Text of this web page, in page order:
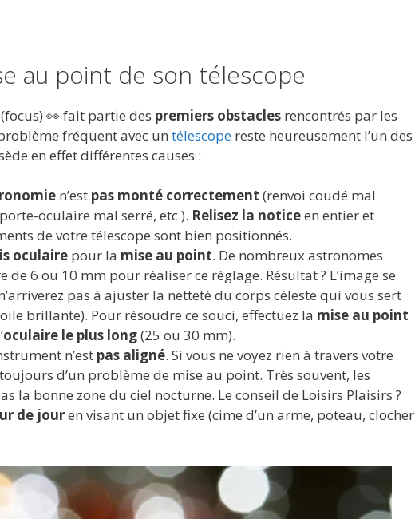
au point de son télescope
(focus) 👀 fait partie des premiers obstacles rencontrés par les
fréquent avec un télescope reste heureusement l’un des
en effet différentes causes :
n’est pas monté correctement (renvoi coudé mal
oculaire mal serré, etc.). Relisez la noticeen entier et
de votre télescope sont bien positionnés.
oculaire pour la mise au point. De nombreux astronomes
de 6 ou 10 mm pour réaliser ce réglage. Résultat ? L’image se
pas à ajuster la netteté du corps céleste qui vous sert
brillante). Pour résoudre ce souci, effectuez la mise au point
oculaire le plus long(25 ou 30 mm).
n’est pas aligné. Si vous ne voyez rien à travers votre
d’un problème de mise au point. Très souvent, les
la bonne zone du ciel nocturne. Le conseil de Loisirs Plaisirs ?
de jouren visant un objet fixe (cime d’un arme, poteau, clocher